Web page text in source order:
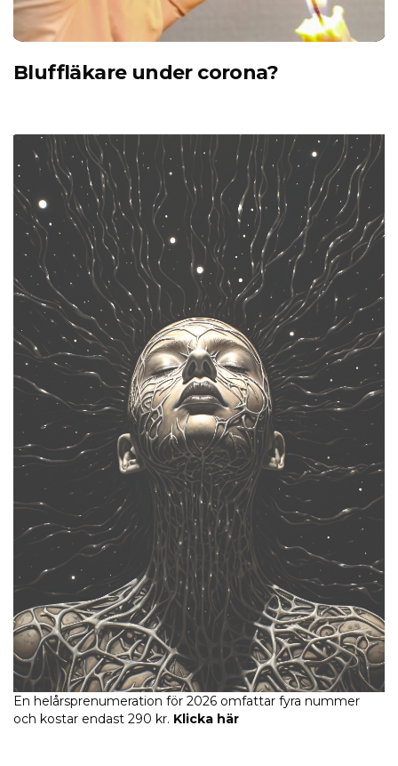
Bluffläkare under corona?
En helårsprenumeration för 2026 omfattar fyra nummer
och kostar endast 290 kr. Klicka här